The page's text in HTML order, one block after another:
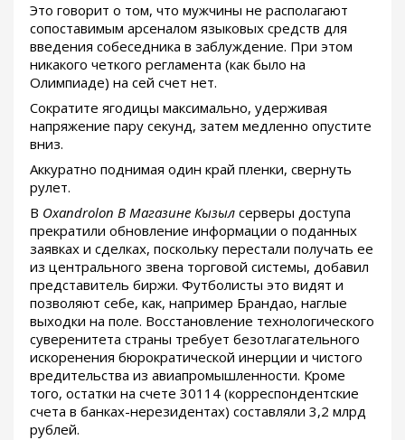
Это говорит о том, что мужчины не располагают
сопоставимым арсеналом языковых средств для
введения собеседника в заблуждение. При этом
никакого четкого регламента (как было на
Олимпиаде) на сей счет нет.
Сократите ягодицы максимально, удерживая
напряжение пару секунд, затем медленно опустите
вниз.
Аккуратно поднимая один край пленки, свернуть
рулет.
В Oxandrolon В Магазине Кызыл серверы доступа
прекратили обновление информации о поданных
заявках и сделках, поскольку перестали получать ее
из центрального звена торговой системы, добавил
представитель биржи. Футболисты это видят и
позволяют себе, как, например Брандао, наглые
выходки на поле. Восстановление технологического
суверенитета страны требует безотлагательного
искоренения бюрократической инерции и чистого
вредительства из авиапромышленности. Кроме
того, остатки на счете 30114 (корреспондентские
счета в банках-нерезидентах) составляли 3,2 млрд
рублей.